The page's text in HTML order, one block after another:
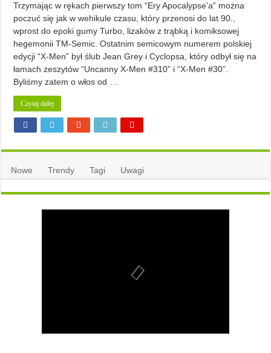
Trzymając w rękach pierwszy tom “Ery Apocalypse’a” można
poczuć się jak w wehikule czasu, który przenosi do lat 90.,
wprost do epoki gumy Turbo, lizaków z trąbką i komiksowej
hegemonii TM-Semic. Ostatnim semicowym numerem polskiej
edycji “X-Men” był ślub Jean Grey i Cyclopsa, który odbył się na
łamach zeszytów “Uncanny X-Men #310” i “X-Men #30”.
Byliśmy zatem o włos od …
Czytaj dalej
Nowe Trendy Tagi Uwagi